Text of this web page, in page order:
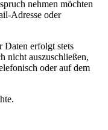
nehmen möchten
Adresse oder
Daten erfolgt stets
nicht auszuschließen,
oder auf dem